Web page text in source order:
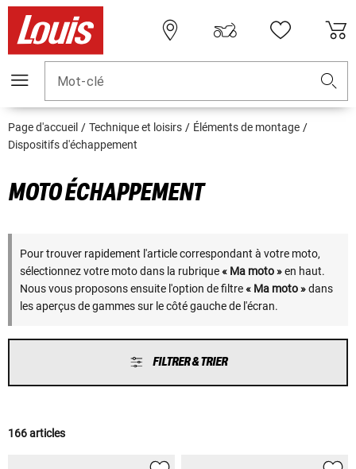
Mot-clé
Page d'accueil Technique et loisirs
Éléments de montage
Dispositifs d'échappement
MOTO ÉCHAPPEMENT
Pour trouver rapidement l'article correspondant à votre moto,
sélectionnez votre moto dans la rubrique« Ma moto »en haut.
Nous vous proposons ensuite l'option de filtre« Ma moto »dans
les aperçus de gammes sur le côté gauche de l'écran.
FILTRER & TRIER
166 articles